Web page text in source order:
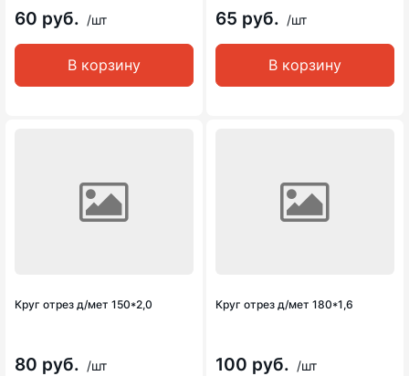
60 руб. /шт
В корзину
65 руб. /шт
В корзину
Круг отрез д/мет 150*2,0
80 руб. /шт
Круг отрез д/мет 180*1,6
100 руб. /шт